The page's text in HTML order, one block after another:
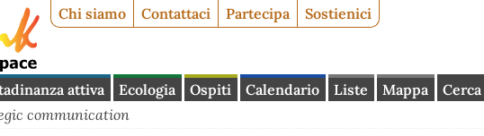
Chi siamo Contattaci Partecipa Sostienici
attiva Ecologia Ospiti Calendario Liste Mappa Cerca
communication